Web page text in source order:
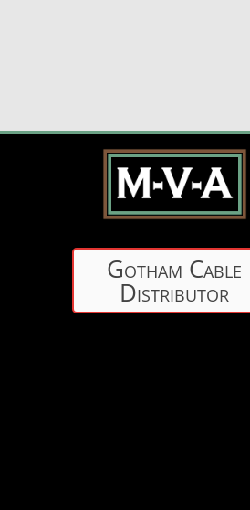
Gotham Cable
Distributor